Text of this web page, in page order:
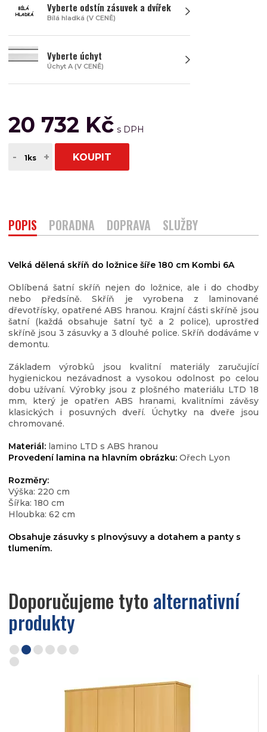
Vyberte odstín zásuvek a dvířek
Bílá hladká (V CENĚ)
Vyberte úchyt
Úchyt A (V CENĚ)
20 732 Kč
- + KOUPIT
POPIS PORADNA DOPRAVA SLUŽBY
Velká dělená skříň do ložnice šíře 180 cm Kombi 6A
Oblíbená šatní skříň nejen do ložnice, ale i do chodby
nebo předsíně. Skříň je vyrobena z laminované
dřevotřísky, opatřené ABS hranou. Krajní části skříně jsou
šatní (každá obsahuje šatní tyč a 2 police), uprostřed
skříně jsou 3 zásuvky a 3 dlouhé police. Skříň dodáváme v
demontu.
Základem výrobků jsou kvalitní materiály zaručující
hygienickou nezávadnost a vysokou odolnost po celou
dobu užívaní. Výrobky jsou z plošného materiálu LTD 18
mm, který je opatřen ABS hranami, kvalitními závěsy
klasických i posuvných dveří. Úchytky na dveře jsou
chromované.
Materiál: lamino LTD s ABS hranou
Provedení lamina na hlavním obrázku: Ořech Lyon
Rozměry:
Výška: 220 cm
Šířka: 180 cm
Hloubka: 62 cm
Obsahuje zásuvky s plnovýsuvy a dotahem a panty s
tlumením.
Doporučujeme tyto alternativní
produkty